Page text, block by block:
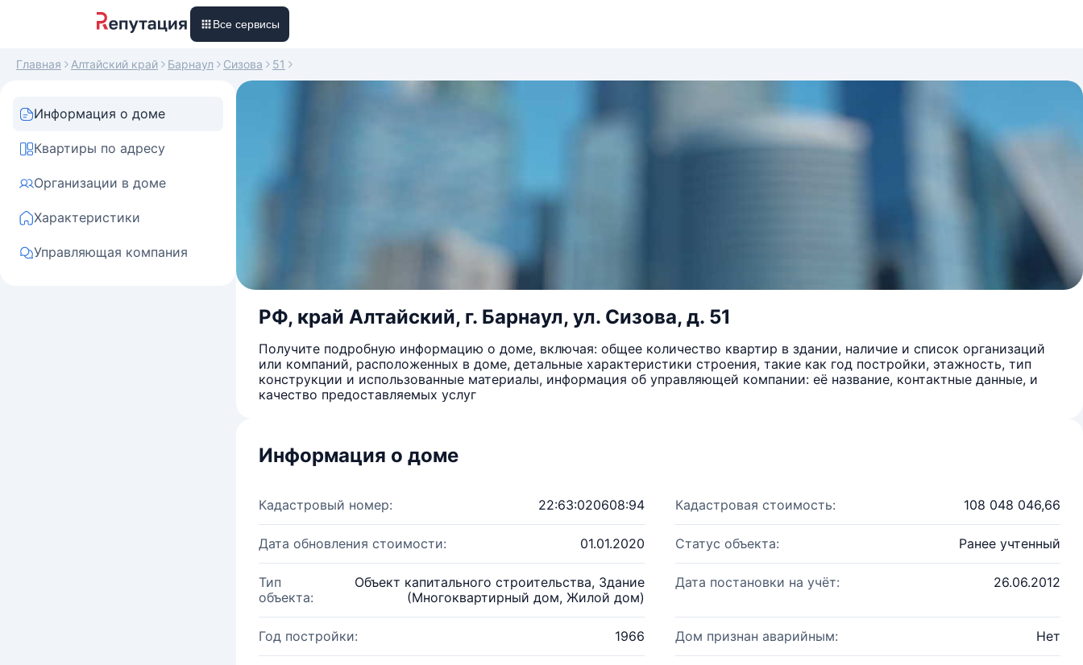
Все сервисы
Главная Алтайский край Барнаул Сизова 51
Информация о доме
Квартиры по адресу
Организации в доме
Характеристики
Управляющая компания
РФ, край Алтайский, г. Барнаул, ул. Сизова, д. 51
Получите подробную информацию о доме, включая: общее количество квартир в здании, наличие и список организаций
или компаний, расположенных в доме, детальные характеристики строения, такие как год постройки, этажность, тип
конструкции и использованные материалы, информация об управляющей компании: её название, контактные данные, и
качество предоставляемых услуг
Информация о доме
Кадастровый номер: 22:63:020608:94 Кадастровая стоимость: 108 048 046,66
Дата обновления стоимости: 01.01.2020 Статус объекта: Ранее учтенный
Тип
объекта:
Объект капитального строительства, Здание
(Многоквартирный дом, Жилой дом)
Дата постановки на учёт: 26.06.2012
Год постройки: 1966 Дом признан аварийным: Нет